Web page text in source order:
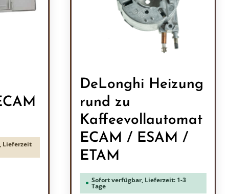
Lieferzeit
DeLonghi Heizung
rund zu
Kaffeevollautomat
ECAM / ESAM /
ETAM
Sofort verfügbar, Lieferzeit: 1-3
Tage